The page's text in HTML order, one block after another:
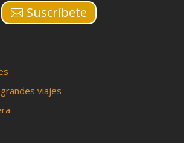
Suscríbete
viajes